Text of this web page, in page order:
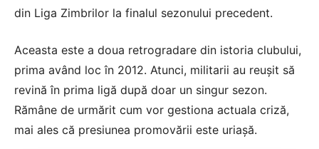
din Liga Zimbrilor la finalul sezonului precedent.
Aceasta este a doua retrogradare din istoria clubului,
prima având loc în 2012. Atunci, militarii au reușit să
revină în prima ligă după doar un singur sezon.
Rămâne de urmărit cum vor gestiona actuala criză,
mai ales că presiunea promovării este uriașă.